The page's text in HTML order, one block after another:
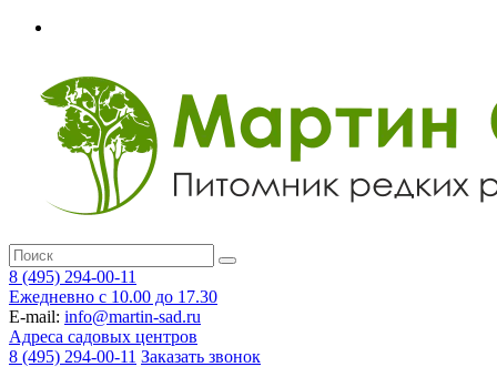
8 (495) 294-00-11
Ежедневно с 10.00 до 17.30
E-mail: info@martin-sad.ru
Адреса садовых центров
8 (495) 294-00-11 Заказать звонок